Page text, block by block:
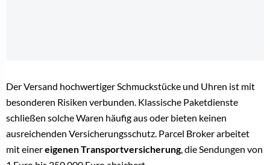
Der Versand hochwertiger Schmuckstücke und Uhren ist mit
besonderen Risiken verbunden. Klassische Paketdienste
schließen solche Waren häufig aus oder bieten keinen
ausreichenden Versicherungsschutz. Parcel Broker arbeitet
mit einereigenen Transportversicherung, die Sendungen von